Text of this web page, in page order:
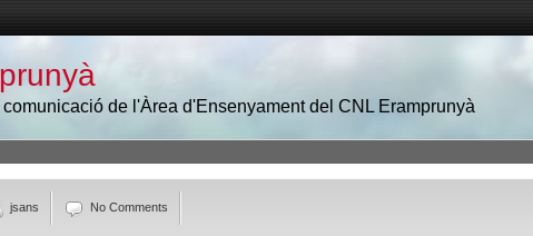
de l'Àrea d'Ensenyament del CNL Eramprunyà
jsans No Comments